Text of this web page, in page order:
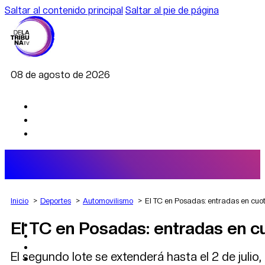
Saltar al contenido principal Saltar al pie de página
08 de agosto de 2026
AGRO
DEPORTES
POLÍTICA
Inicio Deportes Automovilismo El TC en Posadas: entradas en
El TC en Posadas: entradas en
El segundo lote se extenderá hasta el 2 de